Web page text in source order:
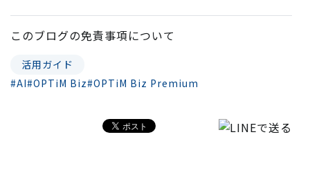
このブログの免責事項について
活用ガイド
#AI#OPTiM Biz#OPTiM Biz Premium